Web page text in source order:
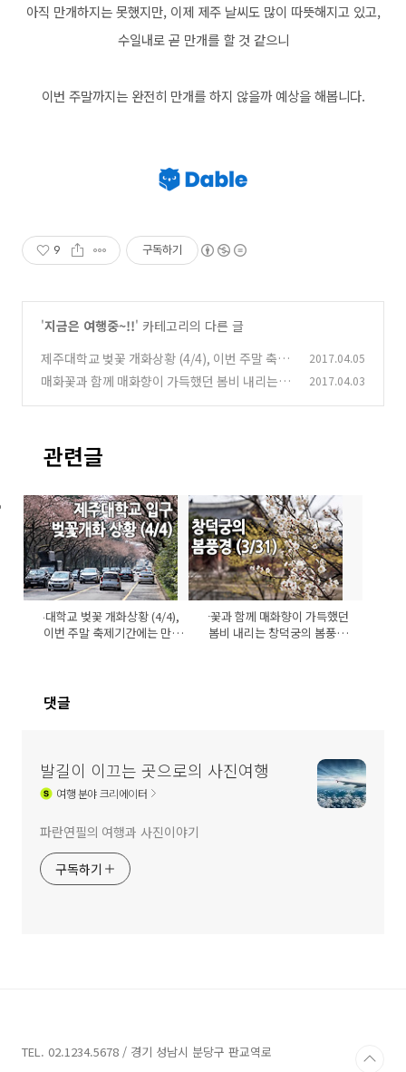
아직 만개하지는 못했지만, 이제 제주 날씨도 많이 따뜻해지고 있고,
수일내로 곧 만개를 할 것 같으니
이번 주말까지는 완전히 만개를 하지 않을까 예상을 해봅니다.
9 구독하기
'지금은 여행중~!!' 카테고리의 다른 글
제주대학교 벚꽃 개화상황 (4/4), 이번 주말 축제
기간에는 만개할 듯... (20)
2017.04.05
매화꽃과 함께 매화향이 가득했던 봄비 내리는 창
2017.04.03
관련글
제주대학교 벚꽃 개화상황 (4/4),
이번 주말 축제기간에는 만개
매화꽃과 함께 매화향이 가득했던
봄비 내리는 창덕궁의 봄풍경
댓글
발길이 이끄는 곳으로의 사진여행
여행분야 크리에이터
파란연필의 여행과 사진이야기
구독하기
TEL. 02.1234.5678 / 경기 성남시 분당구 판교역로